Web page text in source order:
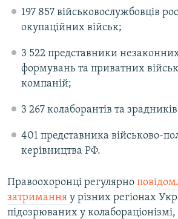
197 857 військовослужбовців
окупаційних військ;
3 522 представники
формувань та приватних
компаній;
3 267 колаборантів та
401 представника військово-
керівництва РФ.
Правоохоронці регулярно
затримання у різних регіонах
підозрюваних у